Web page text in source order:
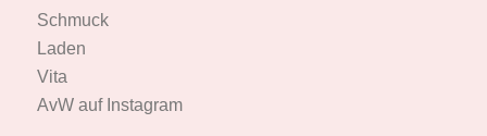
Schmuck
Laden
Vita
AvW auf Instagram